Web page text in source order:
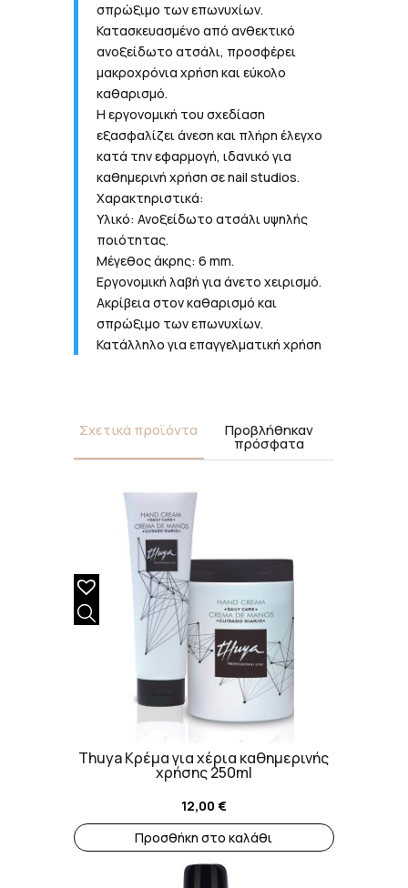
σπρώξιμο των επωνυχίων.
Κατασκευασμένο από ανθεκτικό
ανοξείδωτο ατσάλι, προσφέρει
μακροχρόνια χρήση και εύκολο
καθαρισμό.
Η εργονομική του σχεδίαση
εξασφαλίζει άνεση και πλήρη έλεγχο
κατά την εφαρμογή, ιδανικό για
καθημερινή χρήση σε nail studios.
Χαρακτηριστικά:
Υλικό: Ανοξείδωτο ατσάλι υψηλής
ποιότητας.
Μέγεθος άκρης: 6 mm.
Εργονομική λαβή για άνετο χειρισμό.
Ακρίβεια στον καθαρισμό και
σπρώξιμο των επωνυχίων.
Κατάλληλο για επαγγελματική χρήση
Σχετικά προϊόντα Προβλήθηκαν
πρόσφατα
Thuya Κρέμα για χέρια καθημερινής
χρήσης 250ml
12,00 €
Προσθήκη στο καλάθι